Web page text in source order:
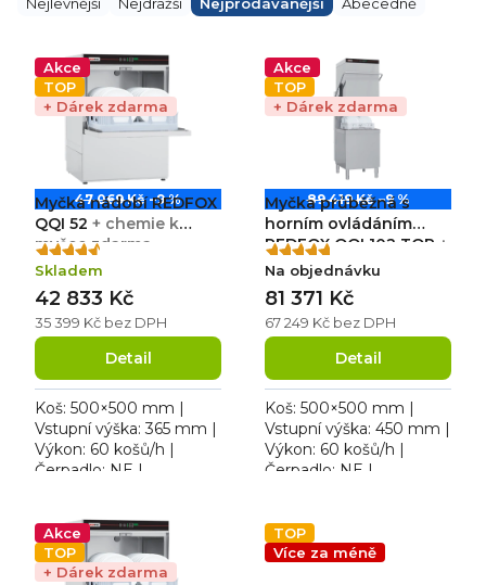
Akce
TOP
+ Dárek zdarma
47 069 Kč –9 %
Myčka nádobí REDFOX
QQI 52 + chemie k
myčce zdarma
Průměrné
hodnocení
produktu
je
4,5
5
hvězdiček.
Skladem
35 399 Kč bez DPH
42 833 Kč
Detail
Koš: 500×500 mm |
Vstupní výška: 365 mm |
Výkon: 60 košů/h |
Čerpadlo: NE |
mm | 230 V / 3,5 kW.
Hlučnost přístroje:...
Akce
TOP
+ Dárek zdarma
89 419 Kč –9 %
Myčka průběžná s
horním ovládáním
REDFOX QQI 102 TOP +
chemie k myčce
zdarma
Průměrné
hodnocení
produktu
je
5,0
5
hvězdiček.
Na objednávku
67 249 Kč bez DPH
81 371 Kč
Detail
Koš: 500×500 mm |
Vstupní výška: 450 mm |
Výkon: 60 košů/h |
Čerpadlo: NE |
mm | 400 V / 8,5 kW.
Kapacita: 24-30-60...
Akce
TOP
+ Dárek zdarma
TOP
Více za méně